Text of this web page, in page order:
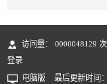
访问量： 0000048129 次
登录
电脑版
最后更新时间：